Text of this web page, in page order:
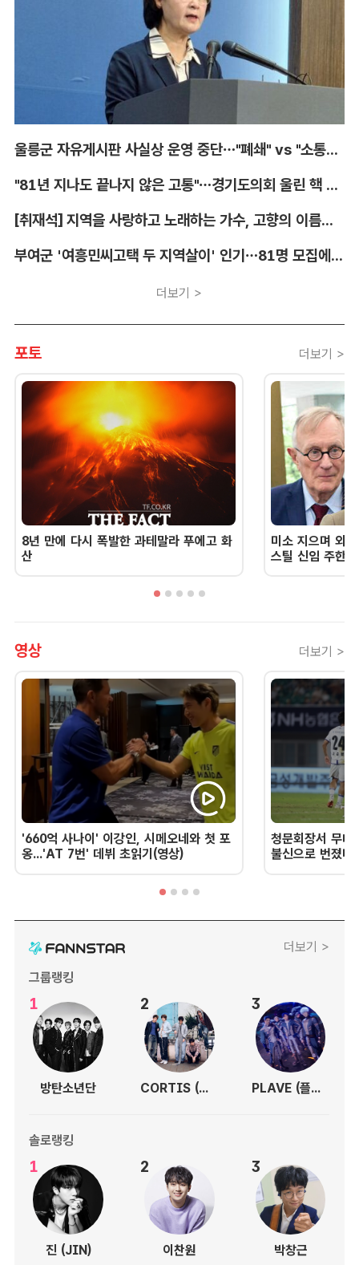
울릉군 자유게시판 사실상 운영 중단…"폐쇄" vs "소통창구 지켜야"
"81년 지나도 끝나지 않은 고통"…경기도의회 울린 핵 피해자의 증언
[취재석] 지역을 사랑하고 노래하는 가수, 고향의 이름을 남긴다
부여군 '여흥민씨고택 두 지역살이' 인기…81명 모집에 712명 몰려
더보기 >
포토 더보기 >
8년 만에 다시 폭발한 과테말라 푸에고 화
산
미소 지으며 외
스틸 신임 주한
영상 더보기 >
'660억 사나이' 이강인, 시메오네와 첫 포
옹...'AT 7번' 데뷔 초읽기(영상)
청문회장서 무너
불신으로 번졌
더보기 >
그룹랭킹
1
방탄소년단
2
CORTIS (코르티스)
3
PLAVE (플레이브)
솔로랭킹
1
진 (JIN)
2
이찬원
3
박창근